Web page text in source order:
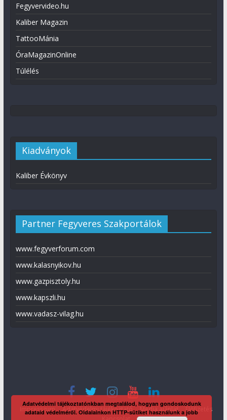
Fegyvervideo.hu
Kaliber Magazin
TattooMánia
ÓraMagazinOnline
Túlélés
Kiadványok
Kaliber Évkönyv
Partner Fegyveres Szakportálok
www.fegyverforum.com
www.kalasnyikov.hu
www.gazpisztoly.hu
www.kapszli.hu
www.vadasz-vilag.hu
Impresszum Adatvédelmi tájékoztató Média ajánlat
Előfizetés
Adatvédelmi tájékoztatónkban megtalálod, hogyan gondoskodunk
adataid védelméről. Oldalainkon HTTP-sütiket használunk a jobb